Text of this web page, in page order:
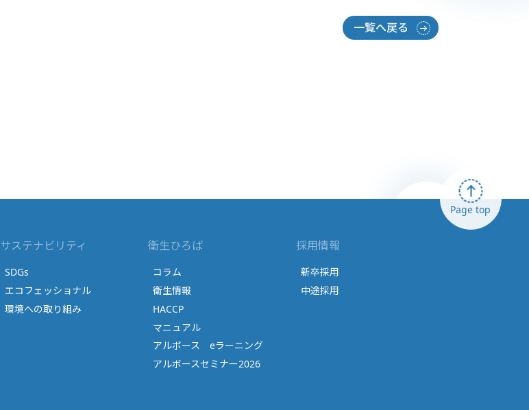
一覧へ戻る
Page top
サステナビリティ
SDGs
エコフェッショナル
環境への取り組み
衛生ひろば
コラム
衛生情報
HACCP
マニュアル
アルボース eラーニング
アルボースセミナー2026
採用情報
新卒採用
中途採用